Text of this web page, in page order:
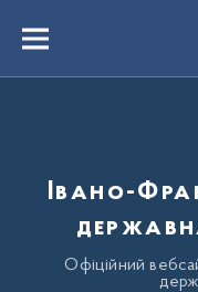
вмістуMenu
Івано-
Офіційний